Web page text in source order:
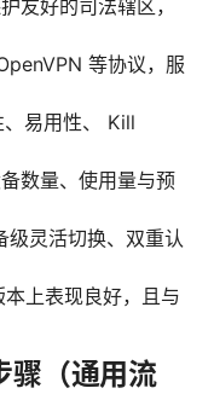
友好的司法辖区，
等协议，服
易用性、 Kill
数量、使用量与预
级灵活切换、双重认
上表现良好，且与
骤（通用流